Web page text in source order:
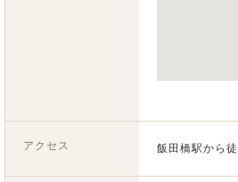
アクセス 飯田橋駅から